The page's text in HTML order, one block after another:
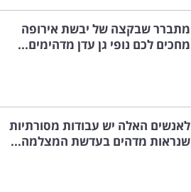
מתברר שבקצה של יבשת אירופה
מחכים לכם נופי גן עדן מדהימים...
לאנשים האלה יש עבודות מסורתיות
שנראות מדהים בעדשת המצלמה...